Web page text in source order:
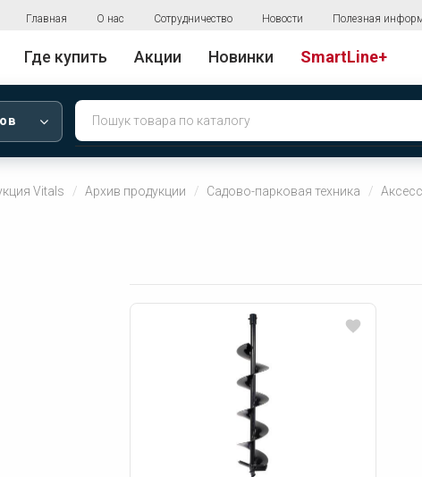
Главная О нас Сотрудничество Новости Полезная
Где купить Акции Новинки SmartLine+
Vitals Архив продукции Садово-парковая техника